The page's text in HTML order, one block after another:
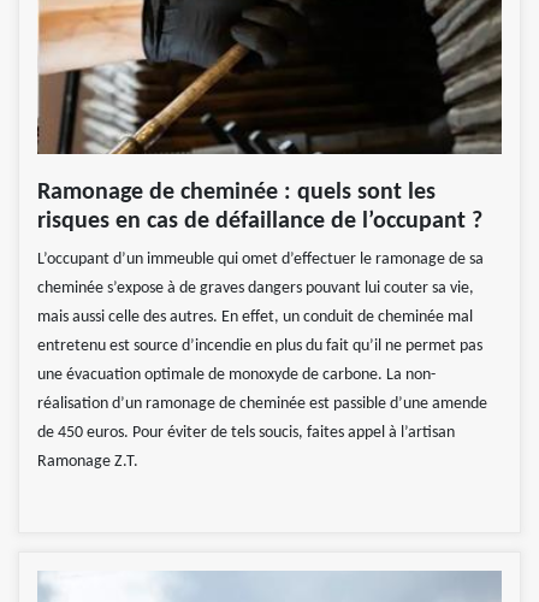
Ramonage de cheminée : quels sont les
risques en cas de défaillance de l’occupant ?
L’occupant d’un immeuble qui omet d’effectuer le ramonage de sa
cheminée s’expose à de graves dangers pouvant lui couter sa vie,
mais aussi celle des autres. En effet, un conduit de cheminée mal
entretenu est source d’incendie en plus du fait qu’il ne permet pas
une évacuation optimale de monoxyde de carbone. La non-
réalisation d’un ramonage de cheminée est passible d’une amende
de 450 euros. Pour éviter de tels soucis, faites appel à l’artisan
Ramonage Z.T.